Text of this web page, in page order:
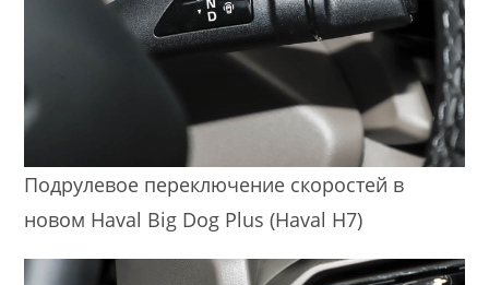
Подрулевое переключение скоростей в
новом Haval Big Dog Plus (Haval H7)